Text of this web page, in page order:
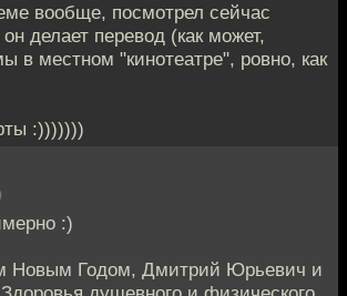
вообще, посмотрел сейчас
делает перевод (как может,
в местном "кинотеатре", ровно, как
:)))))))
:)
Новым Годом, Дмитрий Юрьевич и